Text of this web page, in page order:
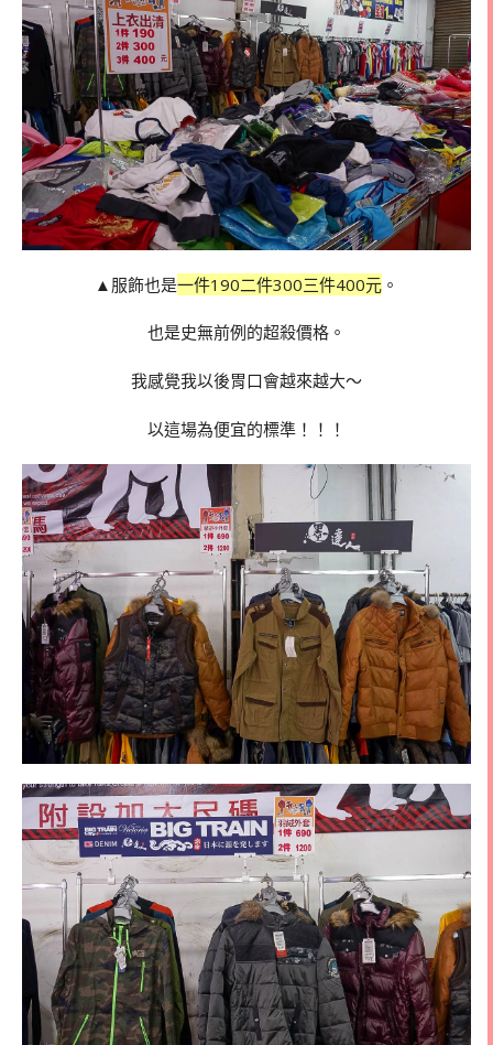
▲服飾也是一件190二件300三件400元 。
也是史無前例的超殺價格。
我感覺我以後胃口會越來越大～
以這場為便宜的標準！！！